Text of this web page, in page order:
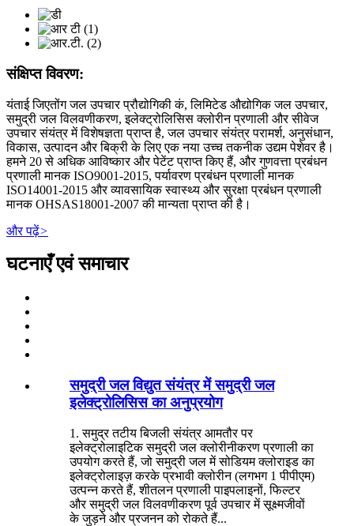
संक्षिप्त विवरण:
यंताई जिएतोंग जल उपचार प्रौद्योगिकी कं, लिमिटेड औद्योगिक जल उपचार,
समुद्री जल विलवणीकरण, इलेक्ट्रोलिसिस क्लोरीन प्रणाली और सीवेज
उपचार संयंत्र में विशेषज्ञता प्राप्त है, जल उपचार संयंत्र परामर्श, अनुसंधान,
विकास, उत्पादन और बिक्री के लिए एक नया उच्च तकनीक उद्यम पेशेवर है।
हमने 20 से अधिक आविष्कार और पेटेंट प्राप्त किए हैं, और गुणवत्ता प्रबंधन
प्रणाली मानक ISO9001-2015, पर्यावरण प्रबंधन प्रणाली मानक
ISO14001-2015 और व्यावसायिक स्वास्थ्य और सुरक्षा प्रबंधन प्रणाली
मानक OHSAS18001-2007 की मान्यता प्राप्त की है।
और पढ़ें>
घटनाएँ एवं समाचार
समुद्री जल विद्युत संयंत्र में समुद्री जल
इलेक्ट्रोलिसिस का अनुप्रयोग
1. समुद्र तटीय बिजली संयंत्र आमतौर पर
इलेक्ट्रोलाइटिक समुद्री जल क्लोरीनीकरण प्रणाली का
उपयोग करते हैं, जो समुद्री जल में सोडियम क्लोराइड का
इलेक्ट्रोलाइज़ करके प्रभावी क्लोरीन (लगभग 1 पीपीएम)
उत्पन्न करते हैं, शीतलन प्रणाली पाइपलाइनों, फिल्टर
और समुद्री जल विलवणीकरण पूर्व उपचार में सूक्ष्मजीवों
के जुड़ने और प्रजनन को रोकते हैं...